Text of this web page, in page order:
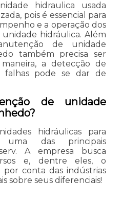
hidraulica usada
pois é essencial para
e a operação dos
hidráulica. Além
de unidade
também precisa ser
a detecção de
falhas pode se dar de
de unidade
hidráulicas para
uma das principais
A empresa busca
e, dentre eles, o
conta das indústrias
sobre seus diferenciais!